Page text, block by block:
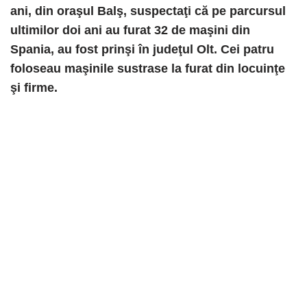
ani, din oraşul Balş, suspectaţi că pe parcursul
ultimilor doi ani au furat 32 de maşini din
Spania, au fost prinşi în judeţul Olt. Cei patru
foloseau maşinile sustrase la furat din locuinţe
şi firme.